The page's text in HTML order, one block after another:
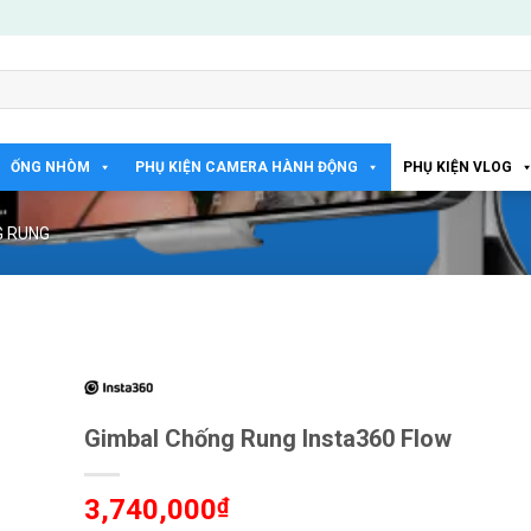
ỐNG NHÒM PHỤ KIỆN CAMERA HÀNH ĐỘNG PHỤ KIỆN VLOG
RUNG
Gimbal Chống Rung Insta360 Flow
3,740,000₫